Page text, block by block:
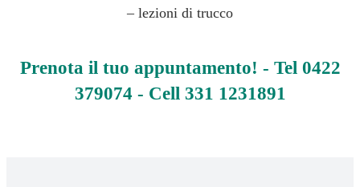
– lezioni di trucco
Prenota il tuo appuntamento! - Tel 0422
379074 - Cell 331 1231891